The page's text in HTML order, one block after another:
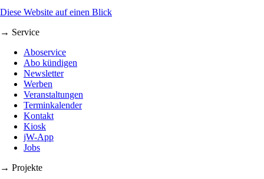
Diese Website auf einen Blick
→ Service
Aboservice
Abo kündigen
Newsletter
Werben
Veranstaltungen
Terminkalender
Kontakt
Kiosk
jW-App
Jobs
→ Projekte